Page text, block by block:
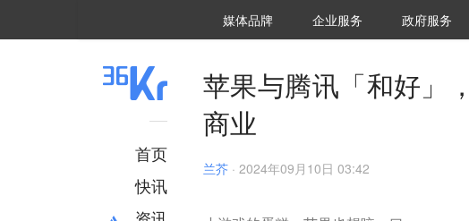
媒体品牌 36Kr研究院
企业服务 城市之窗
政府服务
首页
快讯
苹果与腾讯「和好」
商业
兰芥 · 2024年09月10日 03:42